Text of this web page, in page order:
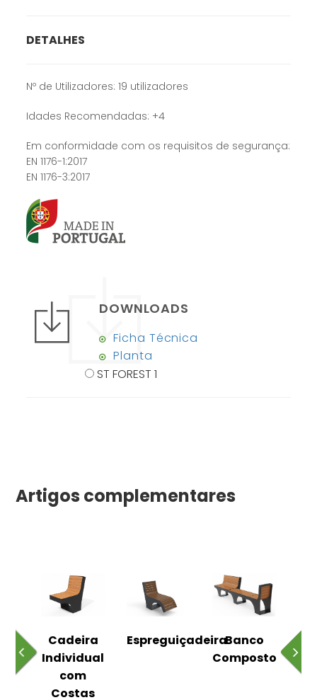
DETALHES
Nº de Utilizadores: 19 utilizadores
Idades Recomendadas: +4
Em conformidade com os requisitos de segurança:
EN 1176-1:2017
EN 1176-3:2017
DOWNLOADS
Ficha Técnica
Planta
ST FOREST 1
Artigos complementares
Cadeira
Individual
com
Costas
EspreguiçadeiraBanco
Composto